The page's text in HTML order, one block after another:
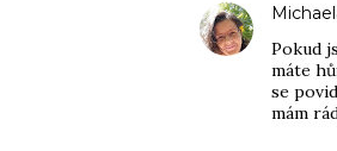
Pokud
máte
se
mám